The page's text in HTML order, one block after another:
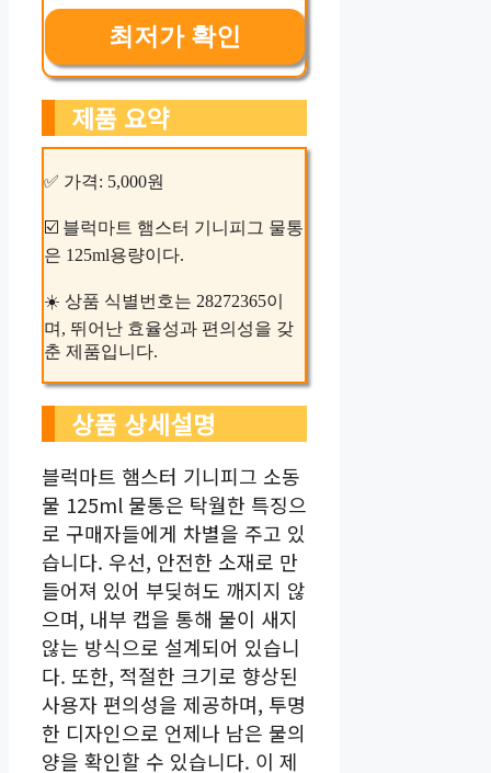
최저가 확인
제품 요약
✅ 가격: 5,000원
☑️ 블럭마트 햄스터 기니피그 물통
은 125ml용량이다.
☀️ 상품 식별번호는 28272365이
며, 뛰어난 효율성과 편의성을 갖
춘 제품입니다.
상품 상세설명
블럭마트 햄스터 기니피그 소동
물 125ml 물통은 탁월한 특징으
로 구매자들에게 차별을 주고 있
습니다. 우선, 안전한 소재로 만
들어져 있어 부딪혀도 깨지지 않
으며, 내부 캡을 통해 물이 새지
않는 방식으로 설계되어 있습니
다. 또한, 적절한 크기로 향상된
사용자 편의성을 제공하며, 투명
한 디자인으로 언제나 남은 물의
양을 확인할 수 있습니다. 이 제